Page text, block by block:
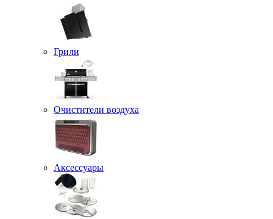
Грили
Очистители воздуха
Аксессуары